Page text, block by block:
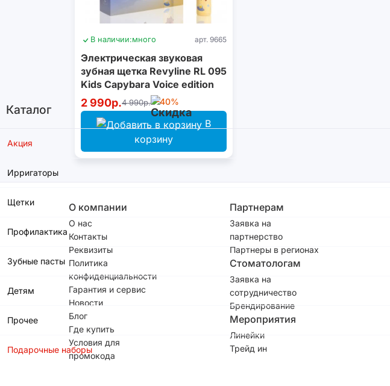
Каталог
Акция
Ирригаторы
Щетки
Профилактика
Зубные пасты
Детям
Прочее
Подарочные наборы
В наличии:много арт. 9665
Электрическая звуковая
зубная щетка Revyline RL 095
Kids Capybara Voice edition
2 990р.4 990р. -40%
В
корзину
О компании
О нас
Контакты
Реквизиты
Политика
конфиденциальности
Гарантия и сервис
Новости
Блог
Где купить
Условия для
промокода
Партнерам
Заявка на
партнерство
Партнеры в регионах
Стоматологам
Заявка на
сотрудничество
Брендирование
Мероприятия
Линейки
Трейд ин